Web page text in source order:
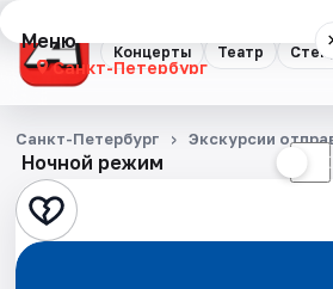
Концерты Театр
Меню
Санкт-Петербург
Концерты
Театр
Стендап
Ночной режим ☾
Санкт-Петербург Экскурсии